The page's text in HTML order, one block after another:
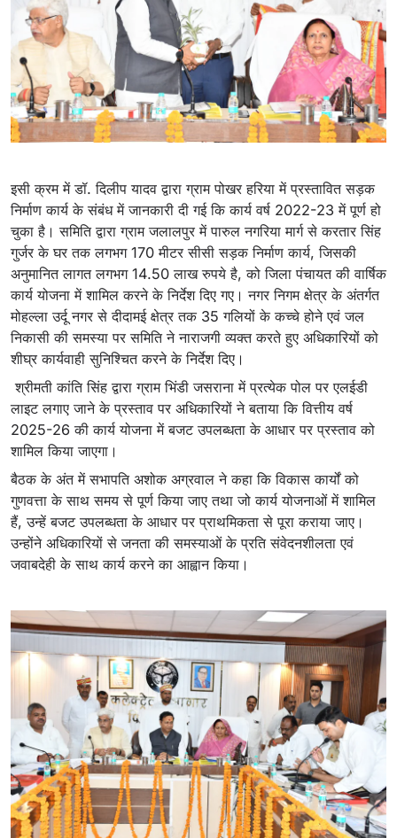
इसी क्रम में डॉ. दिलीप यादव द्वारा ग्राम पोखर हरिया में प्रस्तावित सड़क
निर्माण कार्य के संबंध में जानकारी दी गई कि कार्य वर्ष 2022-23 में पूर्ण हो
चुका है। समिति द्वारा ग्राम जलालपुर में पारुल नगरिया मार्ग से करतार सिंह
गुर्जर के घर तक लगभग 170 मीटर सीसी सड़क निर्माण कार्य, जिसकी
अनुमानित लागत लगभग 14.50 लाख रुपये है, को जिला पंचायत की वार्षिक
कार्य योजना में शामिल करने के निर्देश दिए गए। नगर निगम क्षेत्र के अंतर्गत
मोहल्ला उर्दू नगर से दीदामई क्षेत्र तक 35 गलियों के कच्चे होने एवं जल
निकासी की समस्या पर समिति ने नाराजगी व्यक्त करते हुए अधिकारियों को
शीघ्र कार्यवाही सुनिश्चित करने के निर्देश दिए।
श्रीमती कांति सिंह द्वारा ग्राम भिंडी जसराना में प्रत्येक पोल पर एलईडी
लाइट लगाए जाने के प्रस्ताव पर अधिकारियों ने बताया कि वित्तीय वर्ष
2025-26 की कार्य योजना में बजट उपलब्धता के आधार पर प्रस्ताव को
शामिल किया जाएगा।
बैठक के अंत में सभापति अशोक अग्रवाल ने कहा कि विकास कार्यों को
गुणवत्ता के साथ समय से पूर्ण किया जाए तथा जो कार्य योजनाओं में शामिल
हैं, उन्हें बजट उपलब्धता के आधार पर प्राथमिकता से पूरा कराया जाए।
उन्होंने अधिकारियों से जनता की समस्याओं के प्रति संवेदनशीलता एवं
जवाबदेही के साथ कार्य करने का आह्वान किया।